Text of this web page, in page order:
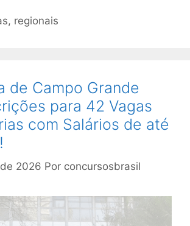
, regionais
de Campo Grande
para 42 Vagas
com Salários de até
2026 Por concursosbrasil